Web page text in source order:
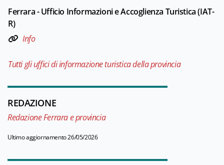
Ferrara - Ufficio Informazioni e Accoglienza Turistica (IAT-
R)
Info
Tutti gli uffici di informazione turistica della provincia
REDAZIONE
Redazione Ferrara e provincia
Ultimo aggiornamento 26/05/2026